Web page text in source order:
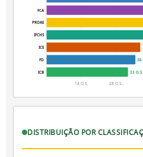
14 O.S. 28 O.S.
FCA
PROAE
IFCHS
ICE
FD 36
ICB 33 O.S.
DISTRIBUIÇÃO POR